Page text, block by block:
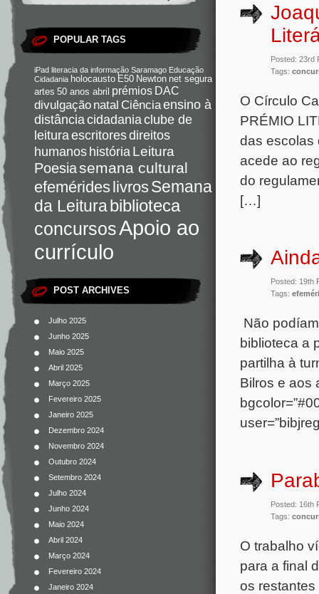
POPULAR TAGS
iPad literacia da informação Saramago Educação
Cidadania holocausto E50 Newton net segura
artes 50 anos abril prémios DAC
divulgação natal Ciênciaensino à
distânciacidadaniaclube de
leituraescritoresdireitos
humanoshistória Leitura
Poesiasemana cultural
efemérideslivrosSemana
da Leiturabiblioteca
concursosApoio ao
currículo
POST ARCHIVES
Julho 2025
Junho 2025
Maio 2025
Abril 2025
Março 2025
Fevereiro 2025
Janeiro 2025
Dezembro 2024
Novembro 2024
Outubro 2024
Setembro 2024
Julho 2024
Junho 2024
Maio 2024
Abril 2024
Março 2024
Fevereiro 2024
Janeiro 2024
Posted: 23rd
Tags:
O Círculo
PRÉMIO
das escolas
acede ao
do
[…]
Posted: 19th
Tags:
Não
biblioteca a
partilha à
Bilros e aos
Posted: 16th
Tags:
O trabalho
para a final
os